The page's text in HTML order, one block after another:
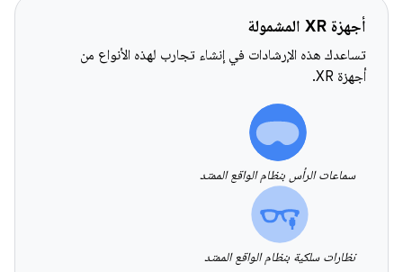
أجهزة XR المشمولة
تساعدك هذه الإرشادات في إنشاء تجارب لهذه الأنواع من
أجهزة XR.
سماعات الرأس بنظام الواقع الممتد
نظارات سلكية بنظام الواقع الممتد